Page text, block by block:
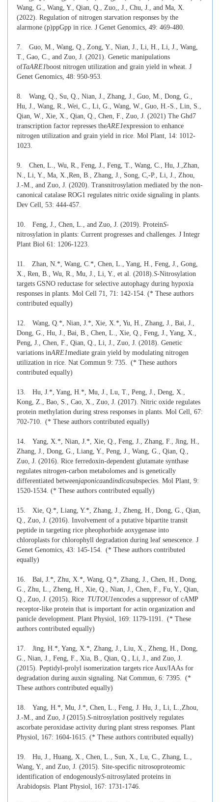
Wang, G., Wang, Y., Qian, Q., Zuo,, J., Chu, J., and Ma, X.
(2022). Regulation of nitrogen starvation responses by the
alarmone (p)ppGpp in rice. J Genet Genomics, 49: 469-480.
7. Guo, M., Wang, Q., Zong, Y., Nian, J., Li, H., Li, J., Wang,
T., Gao, C., and Zuo, J. (2021). Genetic manipulations
ofTaARE1boost nitrogen utilization and grain yield in wheat. J
Genet Genomics, 48: 950-953.
8. Wang, Q., Su, Q., Nian, J., Zhang, J., Guo, M., Dong, G.,
Hu, J., Wang, R., Wei, C., Li, G., Wang, W., Guo, H.-S., Lin, S.,
Qian, W., Xie, X., Qian, Q., Chen, F., Zuo, J. (2021) The Ghd7
transcription factor represses theARE1expression to enhance
nitrogen utilization and grain yield in rice. Mol Plant, 14: 1012-
1023.
9. Chen, L., Wu, R., Feng, J., Feng, T., Wang, C., Hu, J.,Zhan,
N., Li, Y., Ma, X.,Ren, B., Zhang, J., Song, C,-P., Li, J., Zhou,
J.-M., and Zuo, J. (2020). Transnitrosylation mediated by the non-
canonical catalase ROG1 regulates nitric oxide signaling in plants.
Dev Cell, 53: 444-457.
10. Feng, J., Chen, L., and Zuo, J. (2019). ProteinS-
nitrosylation in plants: Current progresses and challenges. J Integr
Plant Biol 61: 1206-1223.
11. Zhan, N.*, Wang, C.*, Chen, L., Yang, H., Feng, J., Gong,
X., Ren, B., Wu, R., Mu, J., Li, Y., et al. (2018).S-Nitrosylation
targets GSNO reductase for selective autophagy during hypoxia
responses in plants. Mol Cell 71, 71: 142-154. (* These authors
contributed equally)
12. Wang, Q.*, Nian, J.*, Xie, X.*, Yu, H., Zhang, J., Bai, J.,
Dong, G., Hu, J., Bai, B., Chen, L., Xie, Q., Feng, J., Yang, X.,
Peng, J., Chen, F., Qian, Q., Li, J., Zuo, J. (2018). Genetic
variations inARE1mediate grain yield by modulating nitrogen
utilization in rice. Nat Commun 9: 735. (* These authors
contributed equally)
13. Hu, J.*, Yang, H.*, Mu, J., Lu, T., Peng, J., Deng, X.,
Kong, Z., Bao, S., Cao, X., Zuo, J. (2017). Nitric oxide regulates
protein methylation during stress responses in plants. Mol Cell, 67:
702-710. (* These authors contributed equally)
14. Yang, X.*, Nian, J.*, Xie, Q., Feng, J., Zhang, F., Jing, H.,
Zhang, J., Dong, G., Liang, Y., Peng, J., Wang, G., Qian, Q.,
Zuo, J. (2016). Rice ferredoxin-dependent glutamate synthase
regulates nitrogen-carbon metabolomes and is genetically
differentiated betweenjaponicaandindicasubspecies. Mol Plant, 9:
1520-1534. (* These authors contributed equally)
15. Xie, Q.*, Liang, Y.*, Zhang, J., Zheng, H., Dong, G., Qian,
Q., Zuo, J. (2016). Involvement of a putative bipartite transit
peptide in targeting rice pheophorbide aoxygenase into
chloroplasts for chlorophyll degradation during leaf senescence. J
Genet Genomics, 43: 145-154. (* These authors contributed
equally)
16. Bai, J.*, Zhu, X.*, Wang, Q.*, Zhang, J., Chen, H., Dong,
G., Zhu, L., Zheng, H., Xie, Q., Nian, J., Chen, F., Fu, Y., Qian,
Q., Zuo, J. (2015). Rice TUTOU1encodes a suppressor of cAMP
receptor-like protein that is important for actin organization and
panicle development. Plant Physiol, 169: 1179-1191. (* These
authors contributed equally)
17. Jing, H.*, Yang, X.*, Zhang, J., Liu, X., Zheng, H., Dong,
G., Nian, J., Feng, F., Xia, B., Qian, Q., Li, J., and Zuo, J.
(2015). Peptidyl-prolyl isomerization targets rice Aux/IAAs for
degradation during auxin signaling. Nat Commun, 6: 7395. (*
These authors contributed equally)
18. Yang, H.*, Mu, J.*, Chen, L., Feng, J. Hu, J., Li, L.,Zhou,
J.-M., and Zuo, J (2015).S-nitrosylation positively regulates
ascorbate peroxidase activity during plant stress responses. Plant
Physiol, 167: 1604-1615. (* These authors contributed equally)
19. Hu, J., Huang, X., Chen, L., Sun, X., Lu, C., Zhang, L.,
Wang, Y., and Zuo, J. (2015). Site-specific nitrosoproteomic
identification of endogenouslyS-nitrosylated proteins in
Arabidopsis. Plant Physiol, 167: 1731-1746.